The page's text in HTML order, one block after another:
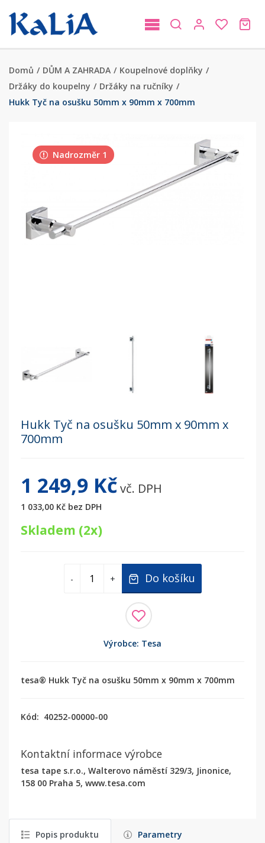
Domů / DŮM A ZAHRADA / Koupelnové doplňky /
Držáky do koupelny / Držáky na ručníky /
Hukk Tyč na osušku 50mm x 90mm x 700mm
Nadrozměr 1
Hukk Tyč na osušku 50mm x 90mm x
700mm
1 249,9 Kčvč. DPH
1 033,00 Kč bez DPH
Skladem (2x)
- + Do košíku
Výrobce: Tesa
tesa® Hukk Tyč na osušku 50mm x 90mm x 700mm
Kód: 40252-00000-00
Kontaktní informace výrobce
tesa tape s.r.o., Walterovo náměstí 329/3, Jinonice,
158 00 Praha 5, www.tesa.com
Popis produktu Parametry